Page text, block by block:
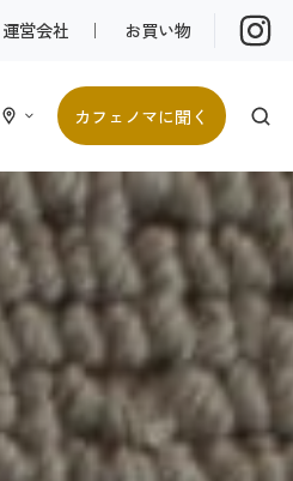
運営会社 ｜ お買い物
カフェノマに聞く